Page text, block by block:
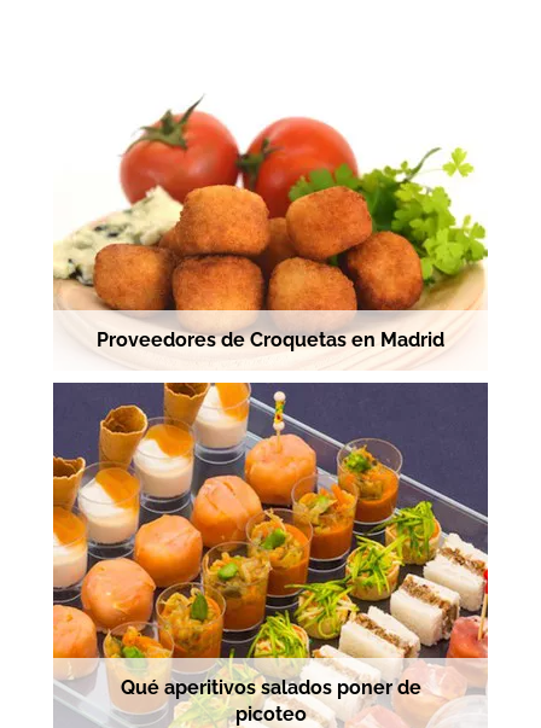
Proveedores de Croquetas en Madrid
Qué aperitivos salados poner de
picoteo